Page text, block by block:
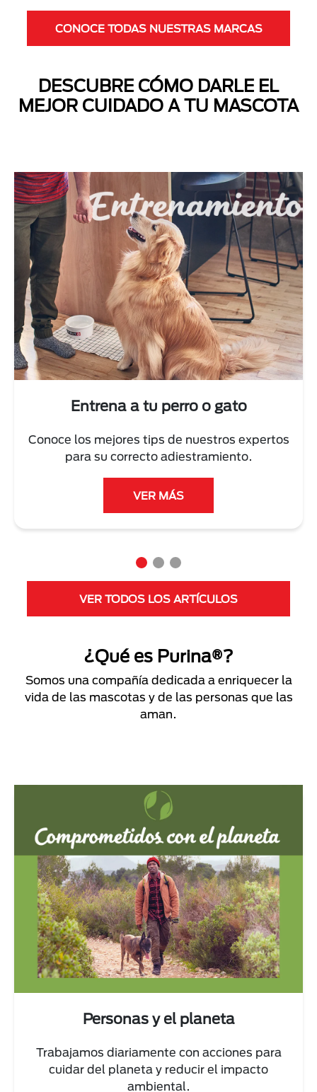
Next
CONOCE TODAS NUESTRAS MARCAS
DESCUBRE CÓMO DARLE EL
MEJOR CUIDADO A TU MASCOTA
Entrena a tu perro o gato
Conoce los mejores tips de nuestros expertos
para su correcto adiestramiento.
VER MÁS
VER TODOS LOS ARTÍCULOS
¿Qué es Purina®?
Somos una compañía dedicada a enriquecer la
vida de las mascotas y de las personas que las
aman.
Personas y el planeta
Trabajamos diariamente con acciones para
cuidar del planeta y reducir el impacto
ambiental.